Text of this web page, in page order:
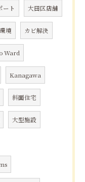
ート 大田区店舗
境 カビ解決
Ward
Kanagawa
斜面住宅
大型施設